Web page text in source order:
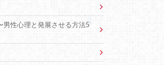
男性心理と発展させる方法5